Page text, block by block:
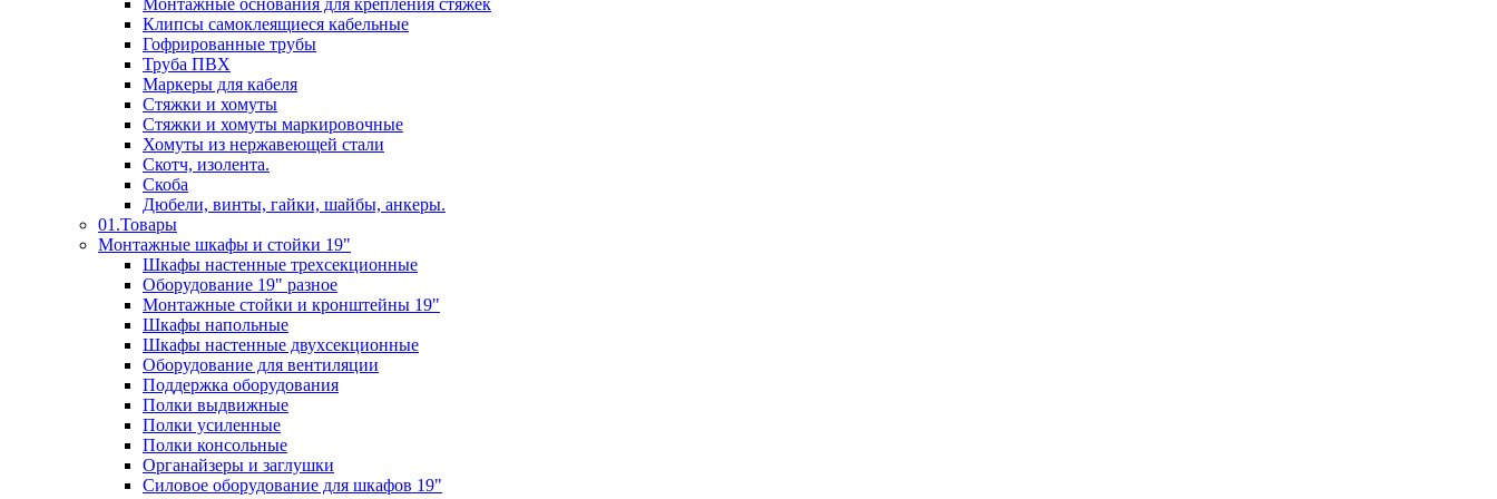
Монтажные основания для крепления стяжек
Клипсы самоклеящиеся кабельные
Гофрированные трубы
Труба ПВХ
Маркеры для кабеля
Стяжки и хомуты
Стяжки и хомуты маркировочные
Хомуты из нержавеющей стали
Скотч, изолента.
Скоба
Дюбели, винты, гайки, шайбы, анкеры.
01.Товары
Монтажные шкафы и стойки 19"
Шкафы настенные трехсекционные
Оборудование 19" разное
Монтажные стойки и кронштейны 19"
Шкафы напольные
Шкафы настенные двухсекционные
Оборудование для вентиляции
Поддержка оборудования
Полки выдвижные
Полки усиленные
Полки консольные
Органайзеры и заглушки
Силовое оборудование для шкафов 19"